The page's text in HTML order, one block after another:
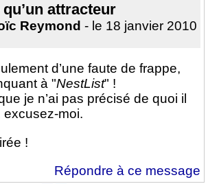
qu’un attracteur
Reymond - le 18 janvier 2010
d’une faute de frappe,
à "NestList" !
je n’ai pas précisé de quoi il
excusez-moi.
!
Répondre à ce message